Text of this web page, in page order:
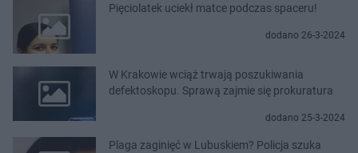
Pięciolatek uciekł matce podczas spaceru!
dodano 26-3-2024
W Krakowie wciąż trwają poszukiwania
defektoskopu. Sprawą zajmie się prokuratura
dodano 25-3-2024
Plaga zaginięć w Lubuskiem? Policja szuka